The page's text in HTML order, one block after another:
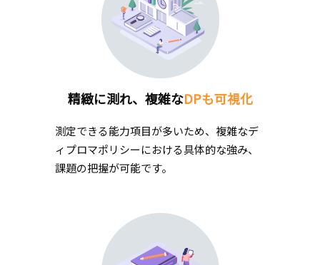
精緻に測れ、複雑なDPも可視化
測定できる能力項目が多いため、複雑なデ
ィプロマポリシーにおける具体的な強み、
課題の把握が可能です。